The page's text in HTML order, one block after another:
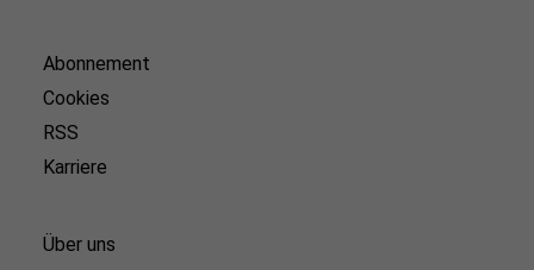
Abonnement
Cookies
RSS
Karriere
Über uns